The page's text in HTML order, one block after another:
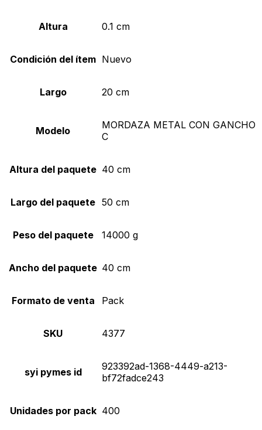
Altura 0.1 cm
Condición del ítem Nuevo
Largo 20 cm
Modelo
MORDAZA METAL CON GANCHO
C
Altura del paquete 40 cm
Largo del paquete 50 cm
Peso del paquete 14000 g
Ancho del paquete 40 cm
Formato de venta Pack
SKU 4377
syi pymes id
923392ad-1368-4449-a213-
bf72fadce243
Unidades por pack 400